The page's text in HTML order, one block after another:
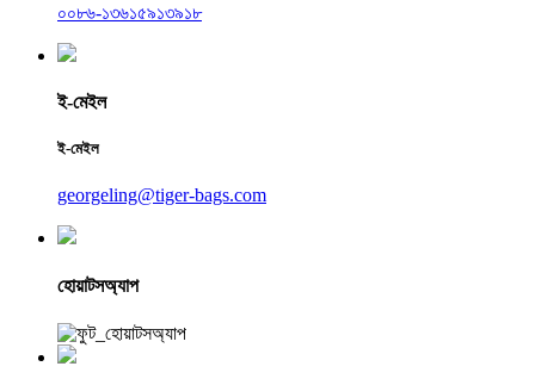
০০৮৬-১৩৬১৫৯১৩৯১৮
ই-মেইল
ই-মেইল
georgeling@tiger-bags.com
হোয়াটসঅ্যাপ